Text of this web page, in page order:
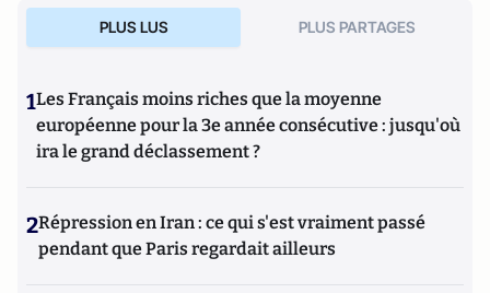
PLUS LUS PLUS PARTAGES
1Les Français moins riches que la moyenne
européenne pour la 3e année consécutive : jusqu'où
ira le grand déclassement ?
2Répression en Iran : ce qui s'est vraiment passé
pendant que Paris regardait ailleurs